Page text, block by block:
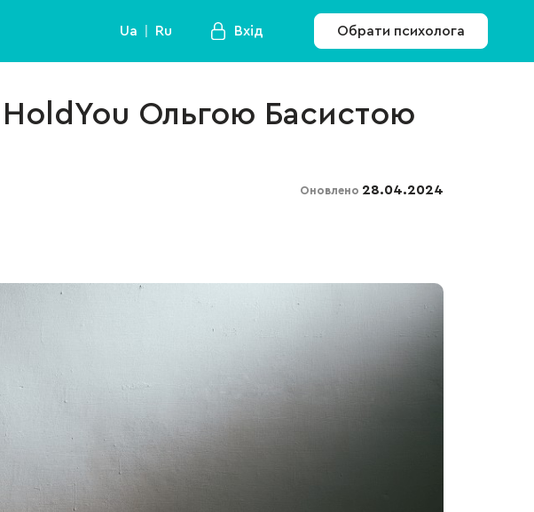
Ua Ru Вхід Обрати психолога
Ольгою Басистою
Оновлено 28.04.2024